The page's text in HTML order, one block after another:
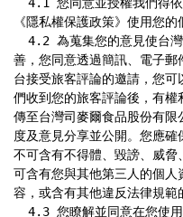
《隱私權保護政策》使用您的
善，您同意透過簡訊、電子
台接受旅客評論的邀請，您
們收到您的旅客評論後，有
傳至台灣司麥爾食品股份有
度及意見分享並公開。您應確
不可含有不得體、毀謗、威
可含有您與其他第三人的個
容，或含有其他違反法律規範